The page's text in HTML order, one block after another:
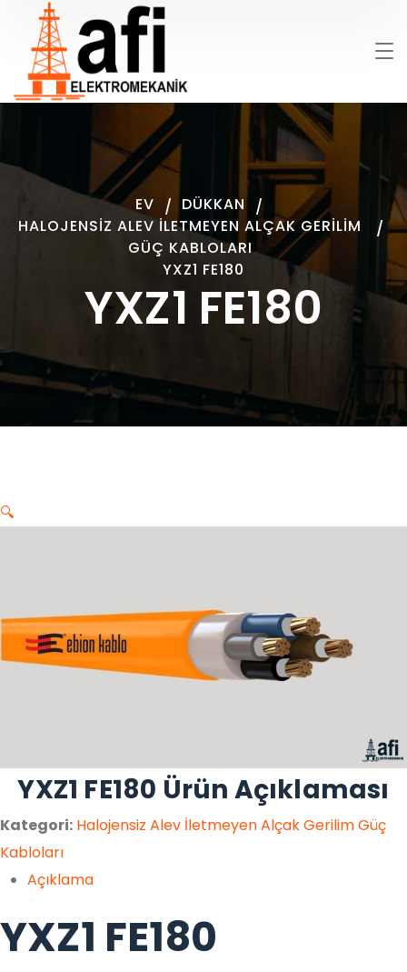
YXZ1 FE180
EV
DÜKKAN
HALOJENSIZ ALEV İLETMEYEN ALÇAK GERILIM
GÜÇ KABLOLARI
YXZ1 FE180
🔍
YXZ1 FE180 Ürün Açıklaması
Kategori: Halojensiz Alev İletmeyen Alçak Gerilim Güç
Kabloları
Açıklama
YXZ1 FE180